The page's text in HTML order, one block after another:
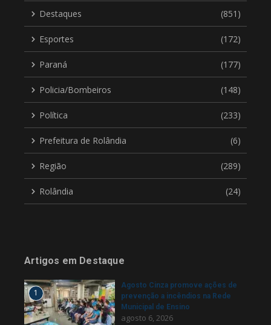
Destaques (851)
Esportes (172)
Paraná (177)
Policia/Bombeiros (148)
Política (233)
Prefeitura de Rolândia (6)
Região (289)
Rolândia (24)
Artigos em Destaque
1
Agosto Cinza promove ações de
prevenção a incêndios na Rede
Municipal de Ensino
agosto 6, 2026